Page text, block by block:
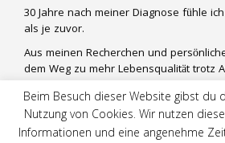
30 Jahre nach meiner Diagnose fühle
als je zuvor.
Aus meinen Recherchen und
dem Weg zu mehr Lebensqualität trotz
Konzepte für andere Betroffene. Mein
seiner naturwissenschaftlichen
Fragestellungen eine große Hilfe.
Beim Besuch dieser Website gibst du
Nutzung von Cookies. Wir nutzen
Informationen und eine angenehme